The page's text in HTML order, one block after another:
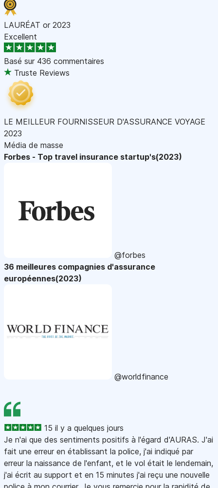
LAURÉAT or 2023
Excellent
Basé sur 436 commentaires
Truste Reviews
LE MEILLEUR FOURNISSEUR D'ASSURANCE VOYAGE
2023
Média de masse
Forbes - Top travel insurance startup's(2023)
@forbes
36 meilleures compagnies d'assurance
européennes(2023)
@worldfinance
15 il y a quelques jours
Je n'ai que des sentiments positifs à l'égard d'AURAS. J'ai
fait une erreur en établissant la police, j'ai indiqué par
erreur la naissance de l'enfant, et le vol était le lendemain,
j'ai écrit au support et en 15 minutes j'ai reçu une nouvelle